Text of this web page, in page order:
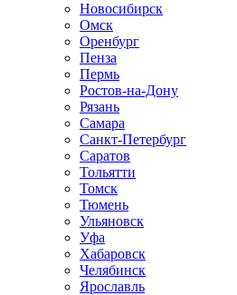
Новосибирск
Омск
Оренбург
Пенза
Пермь
Ростов-на-Дону
Рязань
Самара
Санкт-Петербург
Саратов
Тольятти
Томск
Тюмень
Ульяновск
Уфа
Хабаровск
Челябинск
Ярославль